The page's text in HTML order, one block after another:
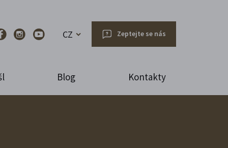
CZ Zeptejte se nás
Blog Kontakty